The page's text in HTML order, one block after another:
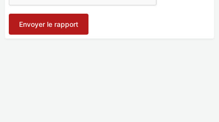
Envoyer le rapport